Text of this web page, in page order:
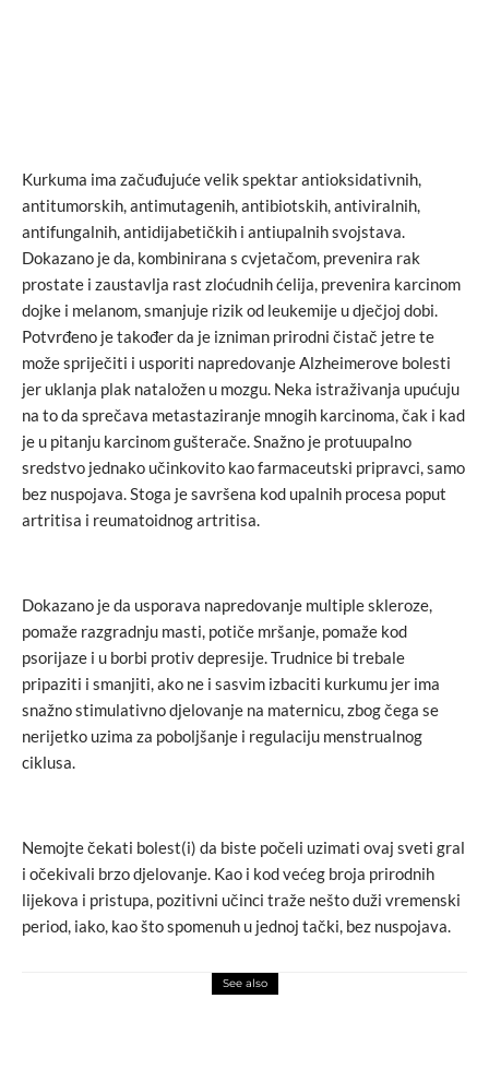
Kurkuma ima začuđujuće velik spektar antioksidativnih,
antitumorskih, antimutagenih, antibiotskih, antiviralnih,
antifungalnih, antidijabetičkih i antiupalnih svojstava.
Dokazano je da, kombinirana s cvjetačom, prevenira rak
prostate i zaustavlja rast zloćudnih ćelija, prevenira karcinom
dojke i melanom, smanjuje rizik od leukemije u dječjoj dobi.
Potvrđeno je također da je izniman prirodni čistač jetre te
može spriječiti i usporiti napredovanje Alzheimerove bolesti
jer uklanja plak nataložen u mozgu. Neka istraživanja upućuju
na to da sprečava metastaziranje mnogih karcinoma, čak i kad
je u pitanju karcinom gušterače. Snažno je protuupalno
sredstvo jednako učinkovito kao farmaceutski pripravci, samo
bez nuspojava. Stoga je savršena kod upalnih procesa poput
artritisa i reumatoidnog artritisa.
Dokazano je da usporava napredovanje multiple skleroze,
pomaže razgradnju masti, potiče mršanje, pomaže kod
psorijaze i u borbi protiv depresije. Trudnice bi trebale
pripaziti i smanjiti, ako ne i sasvim izbaciti kurkumu jer ima
snažno stimulativno djelovanje na maternicu, zbog čega se
nerijetko uzima za poboljšanje i regulaciju menstrualnog
ciklusa.
Nemojte čekati bolest(i) da biste počeli uzimati ovaj sveti gral
i očekivali brzo djelovanje. Kao i kod većeg broja prirodnih
lijekova i pristupa, pozitivni učinci traže nešto duži vremenski
period, iako, kao što spomenuh u jednoj tački, bez nuspojava.
See also